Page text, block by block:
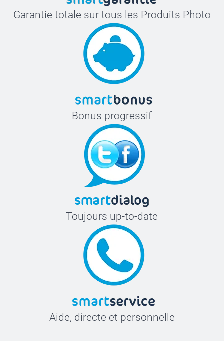
Garantie totale sur tous les Produits Photo
Bonus progressif
Toujours up-to-date
Aide, directe et personnelle